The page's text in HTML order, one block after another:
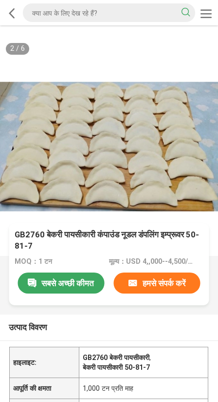
2/ 6
GB2760 बेकरी पायसीकारी कंपाउंड नूडल डंपलिंग इम्प्रूवर 50-
81-7
MOQ：1 टन मूल्य：USD 4,,000--4,500/Ton FOB Port Guangzhou, China
सबसे अच्छी कीमत हमसे संपर्क करें
उत्पाद विवरण
हाइलाइट:
GB2760 बेकरी पायसीकारी,
बेकरी पायसीकारी 50-81-7
आपूर्ति की क्षमता 1,000 टन प्रति माह